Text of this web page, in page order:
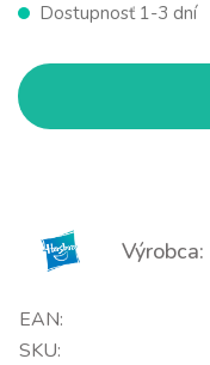
Dostupnosť 1-3 dní
Výrobca:
EAN:
SKU: